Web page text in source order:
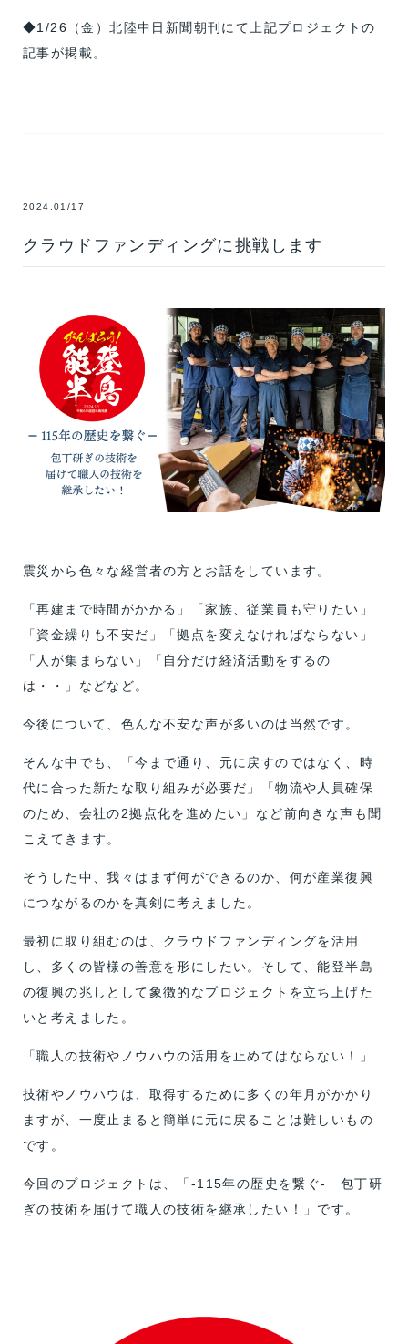
◆1/26（金）北陸中日新聞朝刊にて上記プロジェクトの
記事が掲載。
2024.01/17
クラウドファンディングに挑戦します
震災から色々な経営者の方とお話をしています。
「再建まで時間がかかる」「家族、従業員も守りたい」
「資金繰りも不安だ」「拠点を変えなければならない」
「人が集まらない」「自分だけ経済活動をするの
は・・」などなど。
今後について、色んな不安な声が多いのは当然です。
そんな中でも、「今まで通り、元に戻すのではなく、時
代に合った新たな取り組みが必要だ」「物流や人員確保
のため、会社の2拠点化を進めたい」など前向きな声も聞
こえてきます。
そうした中、我々はまず何ができるのか、何が産業復興
につながるのかを真剣に考えました。
最初に取り組むのは、クラウドファンディングを活用
し、多くの皆様の善意を形にしたい。そして、能登半島
の復興の兆しとして象徴的なプロジェクトを立ち上げた
いと考えました。
「職人の技術やノウハウの活用を止めてはならない！」
技術やノウハウは、取得するために多くの年月がかかり
ますが、一度止まると簡単に元に戻ることは難しいもの
です。
今回のプロジェクトは、「‐115年の歴史を繋ぐ- 包丁研
ぎの技術を届けて職人の技術を継承したい！」です。